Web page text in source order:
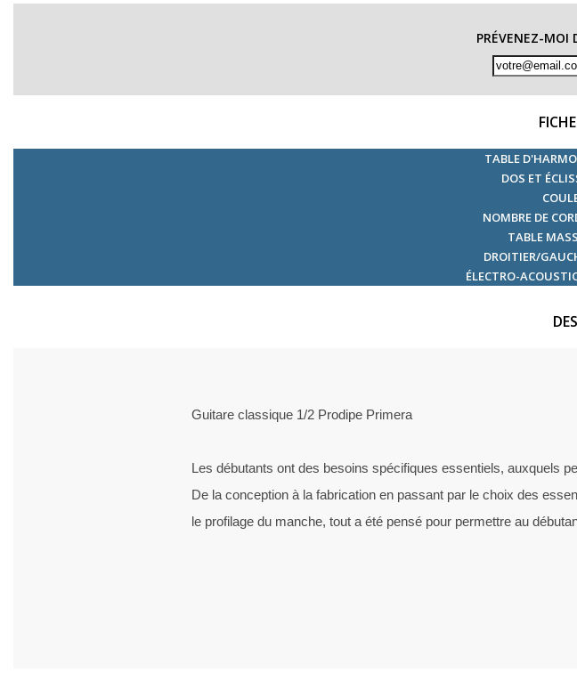
PRÉVENEZ-MOI
TABLE
DOS ET
NOMBRE DE
TABLE
DROITIER/
ÉLECTRO-
Guitare classique 1/2 Prodipe Primera
Les débutants ont des besoins spécifiques essentiels, auxquels
De la conception à la fabrication en passant par le choix des
le profilage du manche, tout a été pensé pour permettre au